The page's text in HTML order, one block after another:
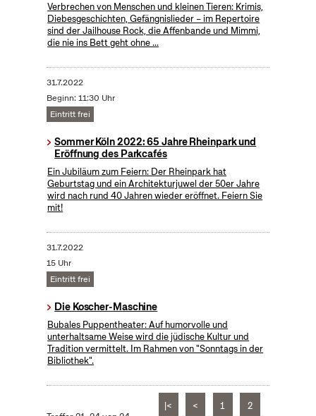
Verbrechen von Menschen und kleinen Tieren: Krimis,
Diebesgeschichten, Gefängnislieder – im Repertoire
sind der Jailhouse Rock, die Affenbande und Mimmi,
die nie ins Bett geht ohne ...
31.7.2022
Beginn: 11:30 Uhr
Eintritt frei
Sommer Köln 2022: 65 Jahre Rheinpark und
Eröffnung des Parkcafés
Ein Jubiläum zum Feiern: Der Rheinpark hat
Geburtstag und ein Architekturjuwel der 50er Jahre
wird nach rund 40 Jahren wieder eröffnet. Feiern Sie
mit!
31.7.2022
15 Uhr
Eintritt frei
Die Koscher-Maschine
Bubales Puppentheater: Auf humorvolle und
unterhaltsame Weise wird die jüdische Kultur und
Tradition vermittelt. Im Rahmen von "Sonntags in der
Bibliothek".
|< < 1 2